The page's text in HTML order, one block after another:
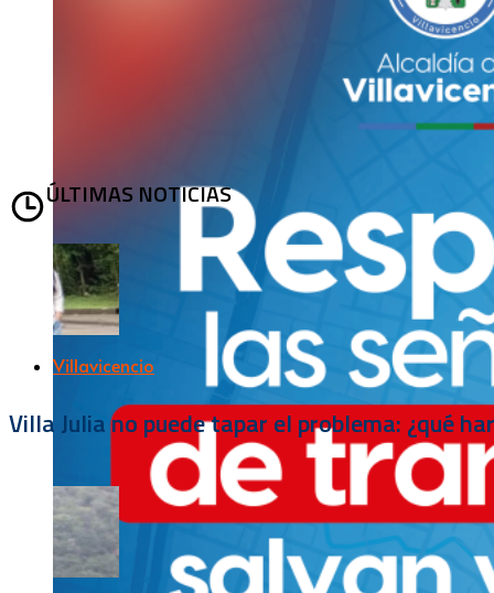
ÚLTIMAS NOTICIAS
Villavicencio
Villa Julia no puede tapar el problema: ¿qué